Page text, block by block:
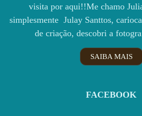
visita por aqui!!Me chamo
simplesmente Julay Santtos,
de criação, descobri a
SAIBA MAIS
FACEBOOK